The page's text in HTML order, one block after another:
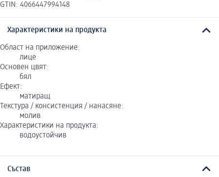
GTIN: 4066447994148
Характеристики на продукта
Област на приложение:
лице
Основен цвят:
бял
Ефект:
матиращ
Текстура / консистенция / нанасяне:
молив
Характеристики на продукта:
водоустойчив
Състав